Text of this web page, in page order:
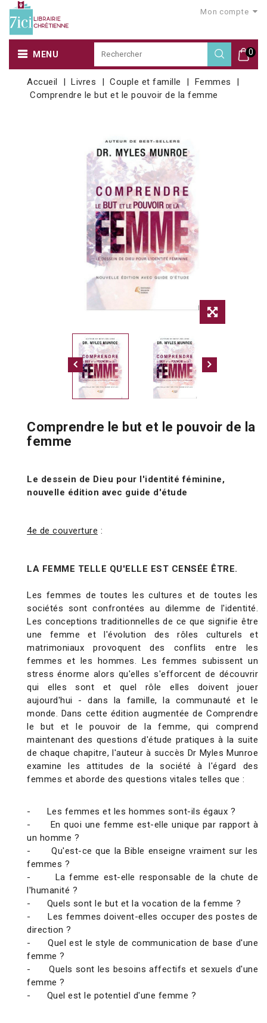
Mon compte
0
MENU
Accueil Livres Couple et famille
Femmes
Comprendre le but et le pouvoir de la femme
Comprendre le but et le pouvoir de la
femme
Le dessein de Dieu pour l'identité féminine,
nouvelle édition avec guide d'étude
4e de couverture :
LA FEMME TELLE QU'ELLE EST CENSÉE ÊTRE.
Les femmes de toutes les cultures et de toutes les
sociétés sont confrontées au dilemme de l'identité.
Les conceptions traditionnelles de ce que signifie être
une femme et l'évolution des rôles culturels et
matrimoniaux provoquent des conflits entre les
femmes et les hommes. Les femmes subissent un
stress énorme alors qu'elles s'efforcent de découvrir
qui elles sont et quel rôle elles doivent jouer
aujourd'hui - dans la famille, la communauté et le
monde. Dans cette édition augmentée de Comprendre
le but et le pouvoir de la femme, qui comprend
maintenant des questions d'étude pratiques à la suite
de chaque chapitre, l'auteur à succès Dr Myles Munroe
examine les attitudes de la société à l'égard des
femmes et aborde des questions vitales telles que :
- Les femmes et les hommes sont-ils égaux ?
- En quoi une femme est-elle unique par rapport à
un homme ?
- Qu'est-ce que la Bible enseigne vraiment sur les
femmes ?
- La femme est-elle responsable de la chute de
l'humanité ?
- Quels sont le but et la vocation de la femme ?
- Les femmes doivent-elles occuper des postes de
direction ?
- Quel est le style de communication de base d'une
femme ?
- Quels sont les besoins affectifs et sexuels d'une
femme ?
- Quel est le potentiel d'une femme ?